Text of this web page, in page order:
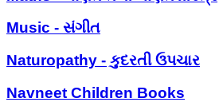
Music - સંગીત
Naturopathy - કુદરતી ઉપચાર
Navneet Children Books